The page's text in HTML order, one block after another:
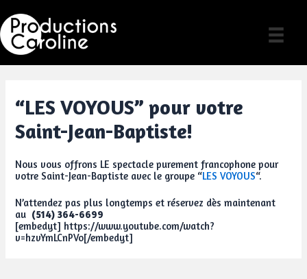
to
content
“LES VOYOUS” pour votre
Saint-Jean-Baptiste!
Nous vous offrons LE spectacle purement francophone pour
votre Saint-Jean-Baptiste avec le groupe “LES VOYOUS“.
N’attendez pas plus longtemps et réservez dès maintenant
au (514) 364-6699
[embedyt] https://www.youtube.com/watch?
v=hzvYmLCnPVo[/embedyt]